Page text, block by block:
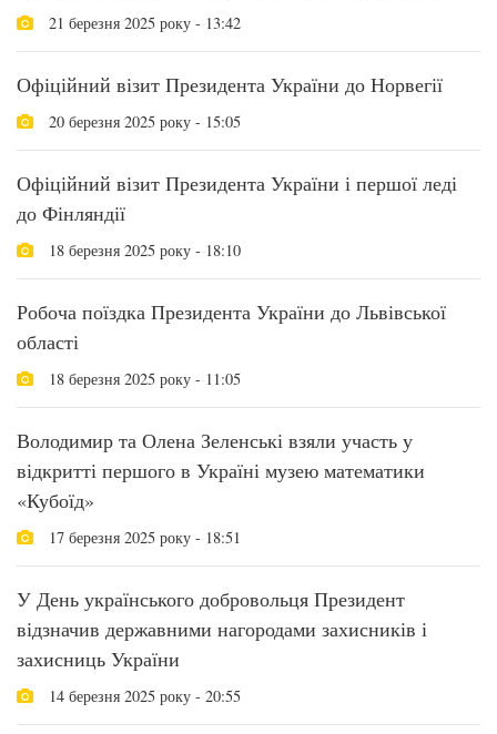
21 березня 2025 року - 13:42
Офіційний візит Президента України до Норвегії
20 березня 2025 року - 15:05
Офіційний візит Президента України і першої леді
до Фінляндії
18 березня 2025 року - 18:10
Робоча поїздка Президента України до Львівської
області
18 березня 2025 року - 11:05
Володимир та Олена Зеленські взяли участь у
відкритті першого в Україні музею математики
«Кубоїд»
17 березня 2025 року - 18:51
У День українського добровольця Президент
відзначив державними нагородами захисників і
захисниць України
14 березня 2025 року - 20:55